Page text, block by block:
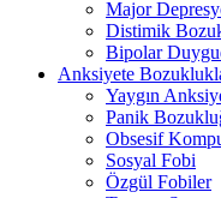
Major
Distimik
Bipolar
Anksiyete
Yaygın
Panik
Obsesif
Sosyal Fobi
Özgül Fobiler